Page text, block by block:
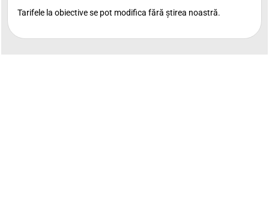
Tarifele la obiective se pot modifica fără știrea noastră.